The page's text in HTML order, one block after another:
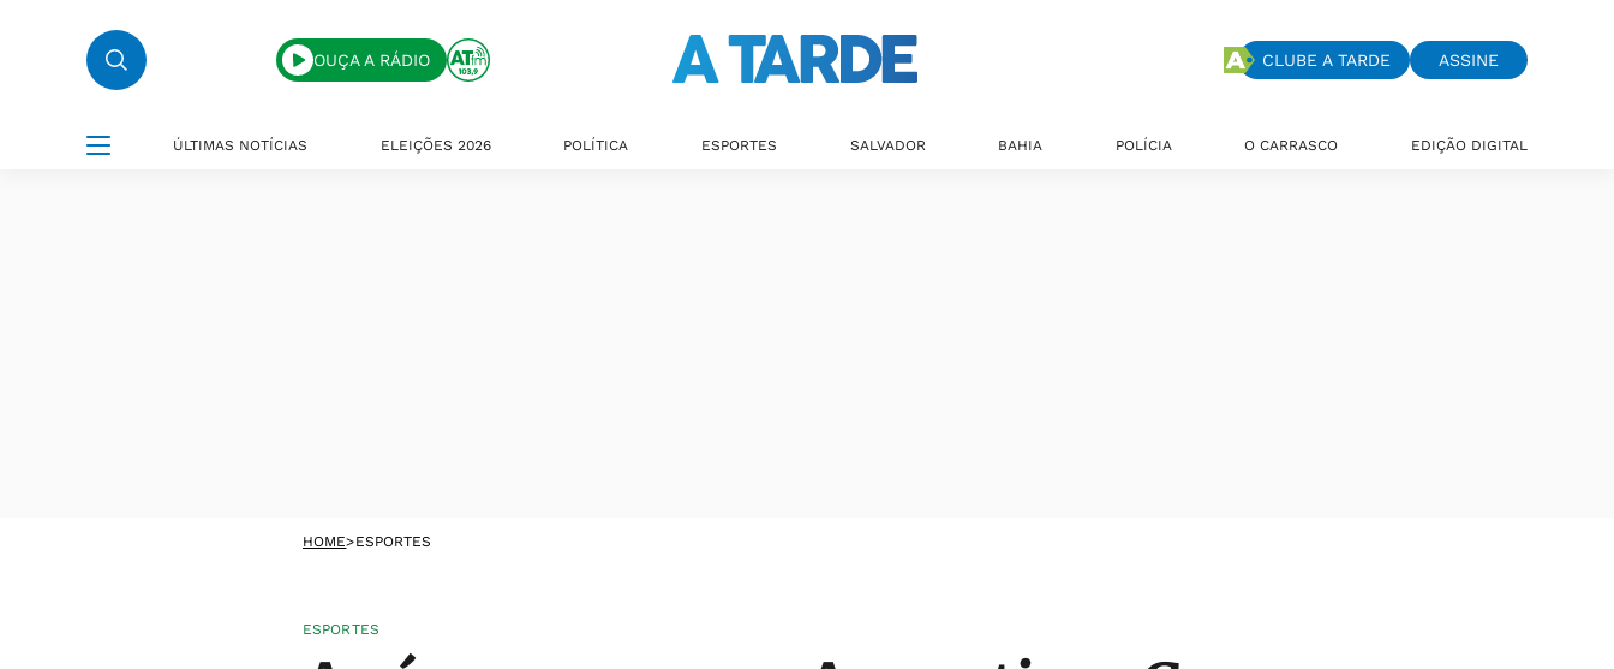
OUÇA A RÁDIO CLUBE A TARDE ASSINE
ÚLTIMAS NOTÍCIAS ELEIÇÕES 2026 POLÍTICA ESPORTES SALVADOR BAHIA POLÍCIA O CARRASCO EDIÇÃO DIGITAL
HOME>ESPORTES
ESPORTES